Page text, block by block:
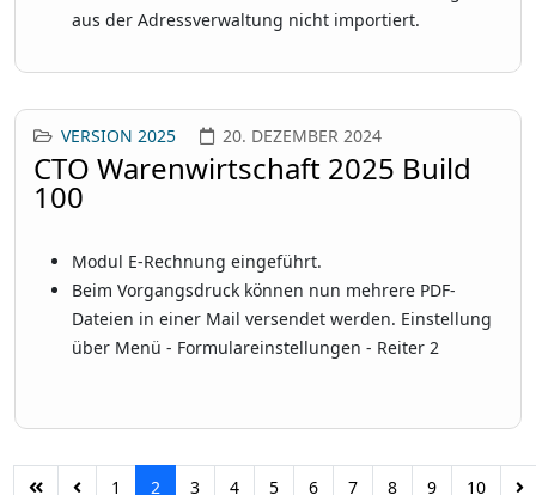
aus der Adressverwaltung nicht importiert.
VERSION 2025 20. DEZEMBER 2024
CTO Warenwirtschaft 2025 Build
100
Modul E-Rechnung eingeführt.
Beim Vorgangsdruck können nun mehrere PDF-
Dateien in einer Mail versendet werden. Einstellung
über Menü - Formulareinstellungen - Reiter 2
1 2 3 4 5 6 7 8 9 10